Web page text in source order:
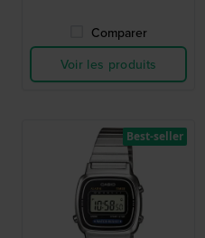
Comparer
Voir les produits
Best-seller